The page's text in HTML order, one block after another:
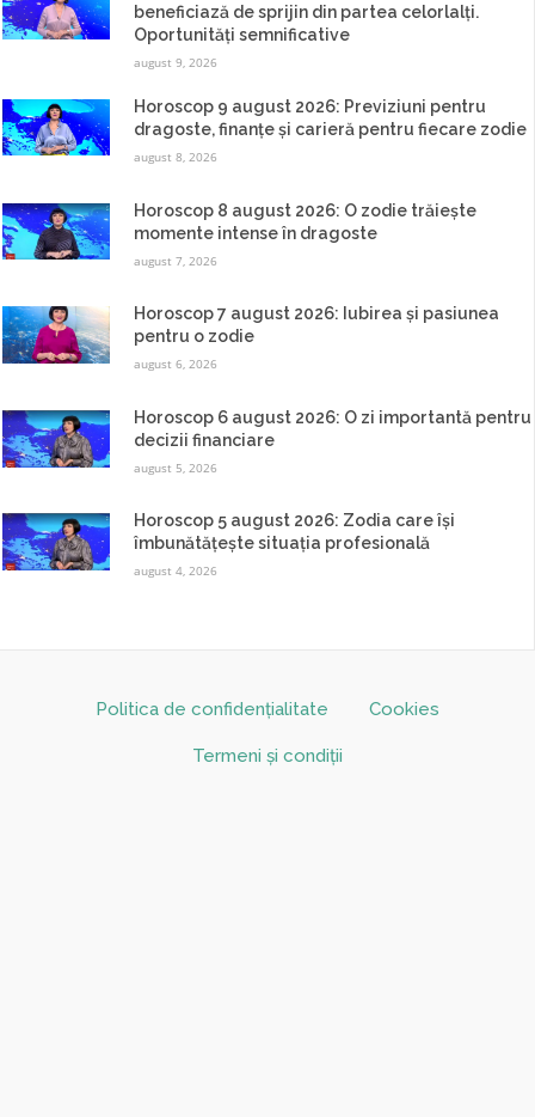
beneficiază de sprijin din partea celorlalți.
Oportunități semnificative
august 9, 2026
Horoscop 9 august 2026: Previziuni pentru
dragoste, finanțe și carieră pentru fiecare zodie
august 8, 2026
Horoscop 8 august 2026: O zodie trăiește
momente intense în dragoste
august 7, 2026
Horoscop 7 august 2026: Iubirea și pasiunea
pentru o zodie
august 6, 2026
Horoscop 6 august 2026: O zi importantă pentru
decizii financiare
august 5, 2026
Horoscop 5 august 2026: Zodia care își
îmbunătățește situația profesională
august 4, 2026
Politica de confidențialitate Cookies
Termeni și condiții